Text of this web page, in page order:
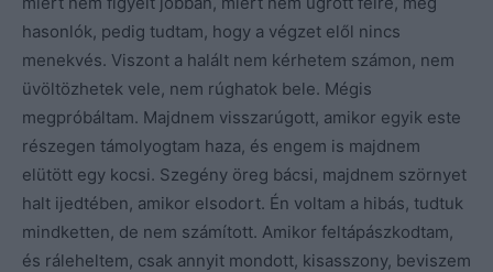
hasonlók, pedig tudtam, hogy a végzet elől nincs
menekvés. Viszont a halált nem kérhetem számon, nem
üvöltözhetek vele, nem rúghatok bele. Mégis
megpróbáltam. Majdnem visszarúgott, amikor egyik este
részegen támolyogtam haza, és engem is majdnem
elütött egy kocsi. Szegény öreg bácsi, majdnem szörnyet
halt ijedtében, amikor elsodort. Én voltam a hibás, tudtuk
mindketten, de nem számított. Amikor feltápászkodtam,
és ráleheltem, csak annyit mondott, kisasszony, beviszem